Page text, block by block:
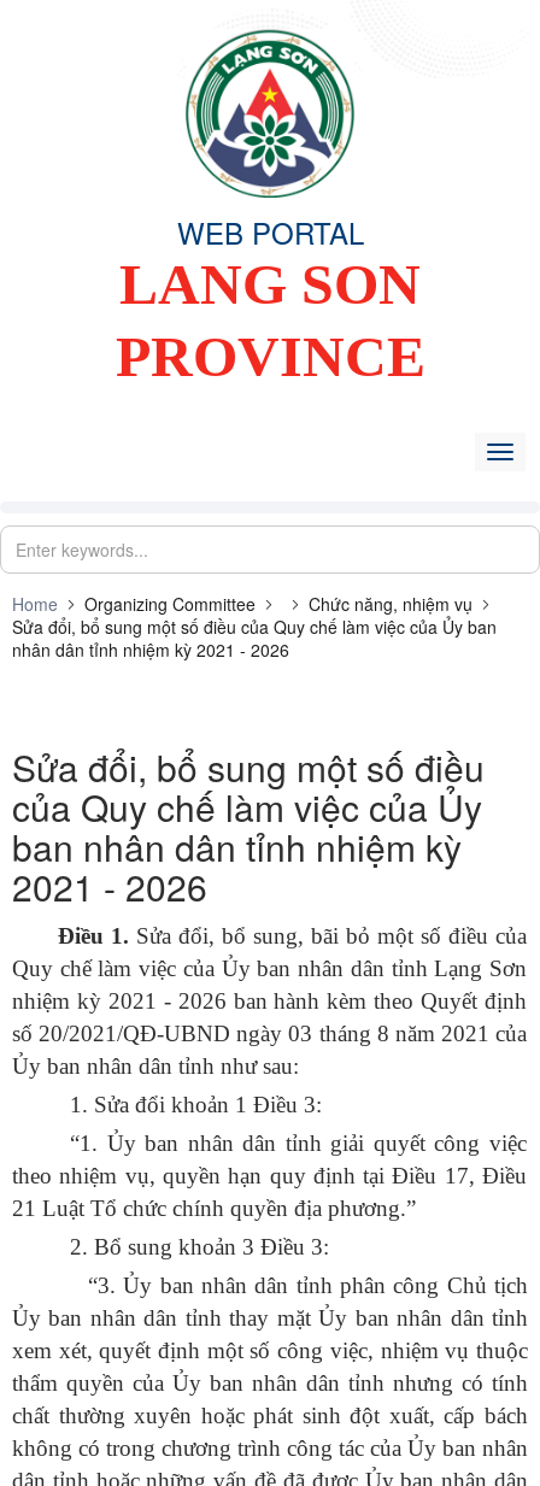
WEB PORTAL
LANG SON
PROVINCE
TIN TỨC
Home Organizing Committee
Chức năng, nhiệm vụ
Sửa đổi, bổ sung một số điều của Quy chế làm việc của Ủy ban
nhân dân tỉnh nhiệm kỳ 2021 - 2026
Sửa đổi, bổ sung một số điều
của Quy chế làm việc của Ủy
ban nhân dân tỉnh nhiệm kỳ
2021 - 2026
Điều 1. Sửa đổi, bổ sung, bãi bỏ một số điều của
Quy chế làm việc của Ủy ban nhân dân tỉnh Lạng Sơn
nhiệm kỳ 2021 - 2026 ban hành kèm theo Quyết định
số 20/2021/QĐ-UBND ngày 03 tháng 8 năm 2021 của
Ủy ban nhân dân tỉnh như sau:
1. Sửa đổi khoản 1 Điều 3:
“1. Ủy ban nhân dân tỉnh giải quyết công việc
theo nhiệm vụ, quyền hạn quy định tại Điều 17, Điều
21 Luật Tổ chức chính quyền địa phương.”
2. Bổ sung khoản 3 Điều 3:
“3. Ủy ban nhân dân tỉnh phân công Chủ tịch
Ủy ban nhân dân tỉnh thay mặt Ủy ban nhân dân tỉnh
xem xét, quyết định một số công việc, nhiệm vụ thuộc
thẩm quyền của Ủy ban nhân dân tỉnh nhưng có tính
chất thường xuyên hoặc phát sinh đột xuất, cấp bách
không có trong chương trình công tác của Ủy ban nhân
dân tỉnh hoặc những vấn đề đã được Ủy ban nhân dân